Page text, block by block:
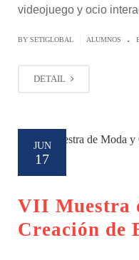
videojuego y ocio
BY SETIGLOBAL ALUMNOS .
DETAIL
JUN
17
VII Muestra
Creación de